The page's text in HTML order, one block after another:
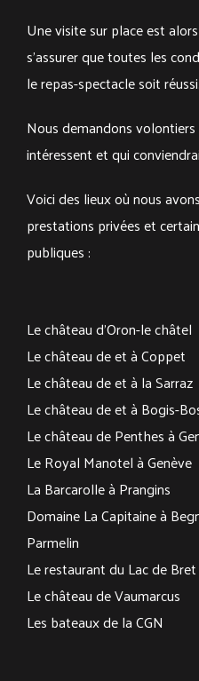
Une visite sur place est
s’assurer que toutes les
le repas-spectacle soit réussi.
Nous demandons
intéressent et qui
Voici des lieux où nous
prestations privées et
publiques :
Le château d’Oron-le châtel
Le château de et à Coppet
Le château de et à la Sarraz
Le château de et à Bogis-
Le château de Penthes à
Le Royal Manotel à Genève
La Barcarolle à Prangins
Domaine La Capitaine à
Parmelin
Le restaurant du Lac de
Le château de Vaumarcus
Les bateaux de la CGN